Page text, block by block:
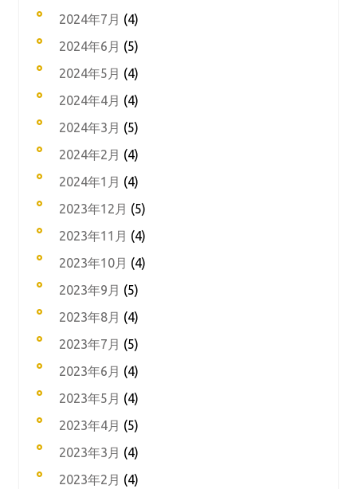
2024年7月 (4)
2024年6月 (5)
2024年5月 (4)
2024年4月 (4)
2024年3月 (5)
2024年2月 (4)
2024年1月 (4)
2023年12月 (5)
2023年11月 (4)
2023年10月 (4)
2023年9月 (5)
2023年8月 (4)
2023年7月 (5)
2023年6月 (4)
2023年5月 (4)
2023年4月 (5)
2023年3月 (4)
2023年2月 (4)